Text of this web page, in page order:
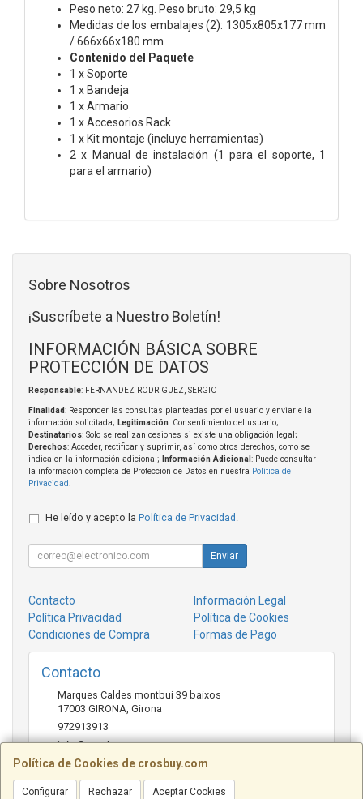
Peso neto: 27 kg. Peso bruto: 29,5 kg
Medidas de los embalajes (2): 1305x805x177 mm
/ 666x66x180 mm
Contenido del Paquete
1 x Soporte
1 x Bandeja
1 x Armario
1 x Accesorios Rack
1 x Kit montaje (incluye herramientas)
2 x Manual de instalación (1 para el soporte, 1
para el armario)
Política de Cookies de crosbuy.com
Configurar Rechazar Aceptar Cookies
Sobre Nosotros
¡Suscríbete a Nuestro Boletín!
INFORMACIÓN BÁSICA SOBRE
PROTECCIÓN DE DATOS
Responsable: FERNANDEZ RODRIGUEZ, SERGIO
Finalidad: Responder las consultas planteadas por el usuario y enviarle la
información solicitada; Legitimación: Consentimiento del usuario;
Destinatarios: Solo se realizan cesiones si existe una obligación legal;
Derechos: Acceder, rectificar y suprimir, así como otros derechos, como se
indica en la información adicional;
Información Adicional : Puede consultar
la información completa de Protección de Datos en nuestra Política de
Privacidad
He leído y acepto la Política de Privacidad
Enviar
Contacto
Información Legal
Política Privacidad
Política de Cookies
Condiciones de Compra
Formas de Pago
Contacto
Marques Caldes montbui 39 baixos
17003 GIRONA Girona
972913913
info@crosbuy.com